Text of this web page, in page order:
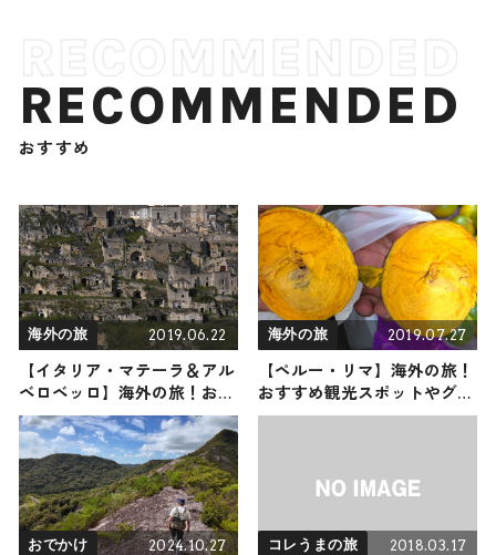
RECOMMENDED
おすすめ
海外の旅 2019.06.22
【イタリア・マテーラ＆アル
ベロベッロ】海外の旅！おす
すめ観光スポットやグルメを
リポート
海外の旅 2019.07.27
【ペルー・リマ】海外の旅！
おすすめ観光スポットやグル
メをリポート
おでかけ 2024.10.27 コレうまの旅 2018.03.17